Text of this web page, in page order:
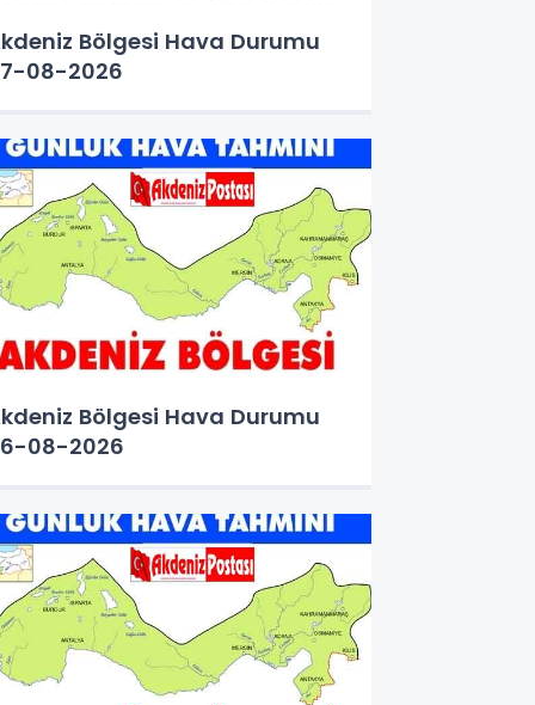
Bölgesi Hava Durumu
08-2026
Bölgesi Hava Durumu
08-2026